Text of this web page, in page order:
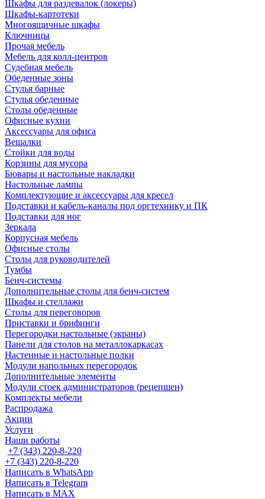
Шкафы для раздевалок (локеры)
Шкафы-картотеки
Многоящичные шкафы
Ключницы
Прочая мебель
Мебель для колл-центров
Судебная мебель
Обеденные зоны
Стулья барные
Стулья обеденные
Столы обеденные
Офисные кухни
Аксессуары для офиса
Вешалки
Стойки для воды
Корзины для мусора
Бювары и настольные накладки
Настольные лампы
Комплектующие и аксессуары для кресел
Подставки и кабель-каналы под оргтехнику и ПК
Подставки для ног
Зеркала
Корпусная мебель
Офисные столы
Столы для руководителей
Тумбы
Бенч-системы
Дополнительные столы для бенч-систем
Шкафы и стеллажи
Столы для переговоров
Приставки и брифинги
Перегородки настольные (экраны)
Панели для столов на металлокаркасах
Настенные и настольные полки
Модули напольных перегородок
Дополнительные элементы
Модули стоек администраторов (рецепшен)
Комплекты мебели
Распродажа
Акции
Услуги
Наши работы
+7 (343) 220-8-220
+7 (343) 220-8-220
Написать в WhatsApp
Написать в Telegram
Написать в MAX